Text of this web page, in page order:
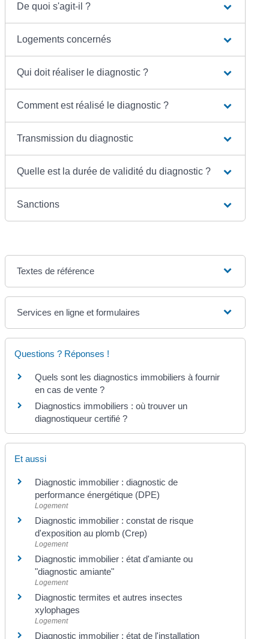
De quoi s'agit-il ?
Logements concernés
Qui doit réaliser le diagnostic ?
Comment est réalisé le diagnostic ?
Transmission du diagnostic
Quelle est la durée de validité du diagnostic ?
Sanctions
Textes de référence
Services en ligne et formulaires
Questions ? Réponses !
Quels sont les diagnostics immobiliers à fournir
en cas de vente ?
Diagnostics immobiliers : où trouver un
diagnostiqueur certifié ?
Et aussi
Diagnostic immobilier : diagnostic de
performance énergétique (DPE)
Logement
Diagnostic immobilier : constat de risque
d'exposition au plomb (Crep)
Logement
Diagnostic immobilier : état d'amiante ou
"diagnostic amiante"
Logement
Diagnostic termites et autres insectes
xylophages
Logement
Diagnostic immobilier : état de l'installation